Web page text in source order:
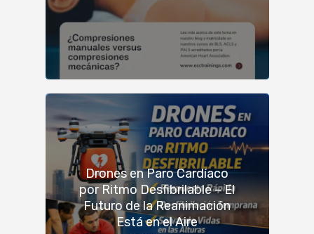
Drones en Paro Cardíaco
por Ritmo Desfibrilable – El
Futuro de la Reanimación
Está en el Aire